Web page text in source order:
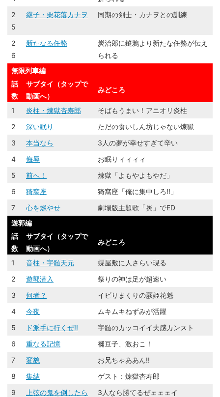
2
5
継子・栗花落カナヲ 同期の剣士・カナヲとの訓練
2
6
新たなる任務
炭治郎に鎹鴉より新たな任務が伝え
られる
無限列車編
話
数
サブタイ（タップで
動画へ）
みどころ
1 炎柱・煉󠄁獄杏寿郎
そばもうまい！アニオリ炎柱
2
深い眠り
ただの食いしん坊じゃない煉󠄁獄
3
本当なら
3人の夢が幸せすぎて辛い
4
侮辱
お眠りィィィィ
5
前へ！
煉󠄁獄「よもやよもやだ」
6
猗窩座
猗窩座「俺に集中しろ!!」
7
心を燃やせ
劇場版主題歌「炎」でED
遊郭編
話
数
サブタイ（タップで
動画へ）
みどころ
1 音柱・宇髄天元
蝶屋敷に人さらい現る
2
遊郭潜入
祭りの神は足が超速い
3
何者？
イビりまくりの蕨姫花魁
4
今夜
ムキムキねずみが活躍
5
ド派手に行くぜ!!
宇髄のカッコイイ夫感カンスト
6
重なる記憶
禰豆子、激おこ！
7
変貌
お兄ちゃああん!!
8
集結
ゲスト：煉󠄁獄杏寿郎
9
上弦の鬼を倒したら
3人なら勝てるぜェェェイ